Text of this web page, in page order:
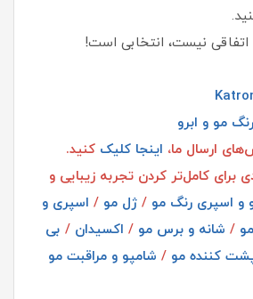
نیست، انتخابی است!
رنگ مو و ابرو
ارسال ما، اینجا کلیک کنید.
برای کامل‌تر کردن تجربه زیبایی و
و اسپری رنگ مو / ژل مو / اسپری و
/ شانه و برس مو / اکسیدان / بی
کننده مو / شامپو و مراقبت مو